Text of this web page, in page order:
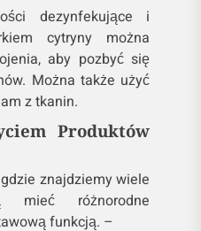
dezynfekujące i
cytryny można
aby pozbyć się
Można także użyć
z tkanin.
Produktów
znajdziemy wiele
mieć różnorodne
funkcją. –